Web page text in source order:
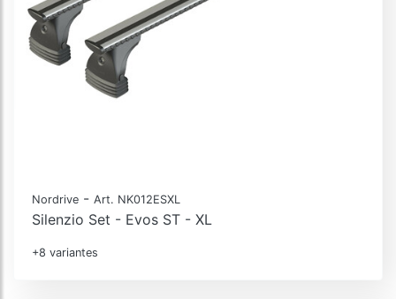
Nordrive - Art. NK012ESXL
Silenzio Set - Evos ST - XL
+8 variantes